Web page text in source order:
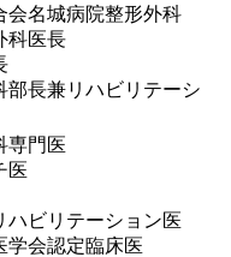
会名城病院整形外科
科医長
部長兼リハビリテーシ
専門医
医
ハビリテーション医
学会認定臨床医